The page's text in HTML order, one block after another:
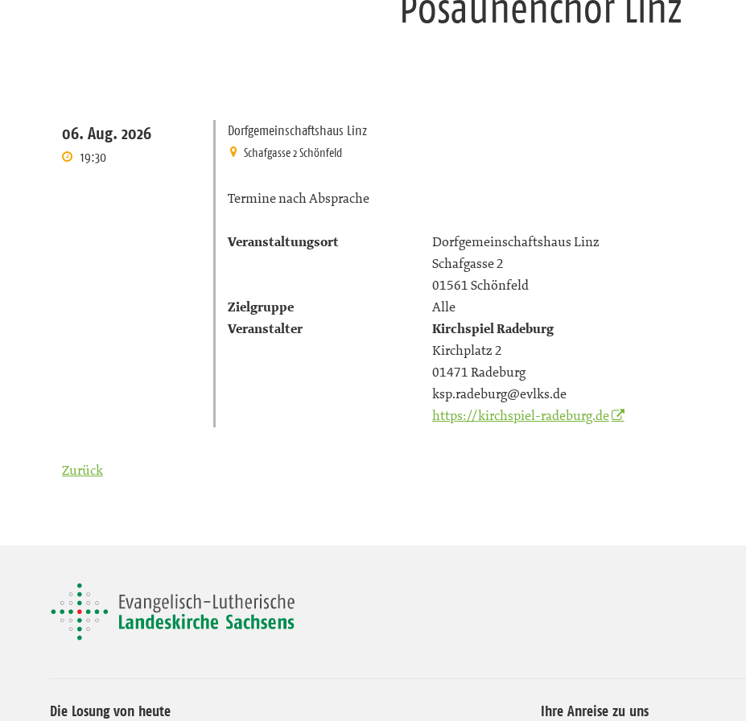
06. Aug. 2026
19:30
Dorfgemeinschaftshaus Linz
Schafgasse 2 Schönfeld
Termine nach Absprache
Veranstaltungsort
Dorfgemeinschaftshaus Linz
Schafgasse 2
01561 Schönfeld
Zielgruppe Alle
Veranstalter Kirchspiel Radeburg
Kirchplatz 2
01471 Radeburg
ksp.radeburg@evlks.de
https://kirchspiel-radeburg.de
Zurück
Die Losung von heute Ihre Anreise zu uns